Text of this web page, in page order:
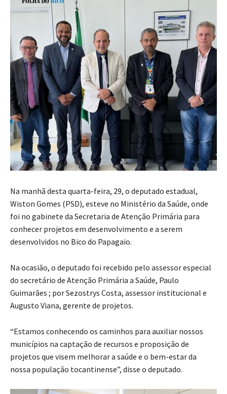
Na manhã desta quarta-feira, 29, o deputado estadual,
Wiston Gomes (PSD), esteve no Ministério da Saúde, onde
foi no gabinete da Secretaria de Atenção Primária para
conhecer projetos em desenvolvimento e a serem
desenvolvidos no Bico do Papagaio.
Na ocasião, o deputado foi recebido pelo assessor especial
do secretário de Atenção Primária a Saúde, Paulo
Guimarães ; por Sezostrys Costa, assessor institucional e
Augusto Viana, gerente de projetos.
“Estamos conhecendo os caminhos para auxiliar nossos
municípios na captação de recursos e proposição de
projetos que visem melhorar a saúde e o bem-estar da
nossa população tocantinense”, disse o deputado.